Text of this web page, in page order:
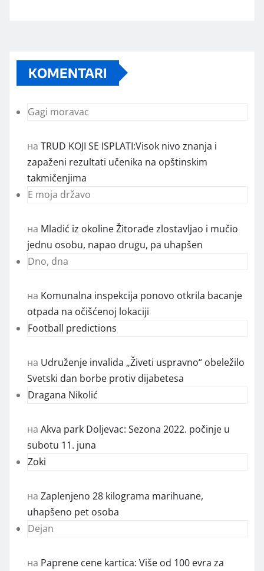
KOMENTARI
Gagi moravac
на TRUD KOJI SE ISPLATI:Visok nivo znanja i
zapaženi rezultati učenika na opštinskim
takmičenjima
E moja državo
на Mladić iz okoline Žitorađe zlostavljao i mučio
jednu osobu, napao drugu, pa uhapšen
Dno, dna
на Komunalna inspekcija ponovo otkrila bacanje
otpada na očišćenoj lokaciji
Football predictions
на Udruženje invalida „Živeti uspravno“ obeležilo
Svetski dan borbe protiv dijabetesa
Dragana Nikolić
на Akva park Doljevac: Sezona 2022. počinje u
subotu 11. juna
Zoki
на Zaplenjeno 28 kilograma marihuane,
uhapšeno pet osoba
Dejan
на Paprene cene kartica: Više od 100 evra za